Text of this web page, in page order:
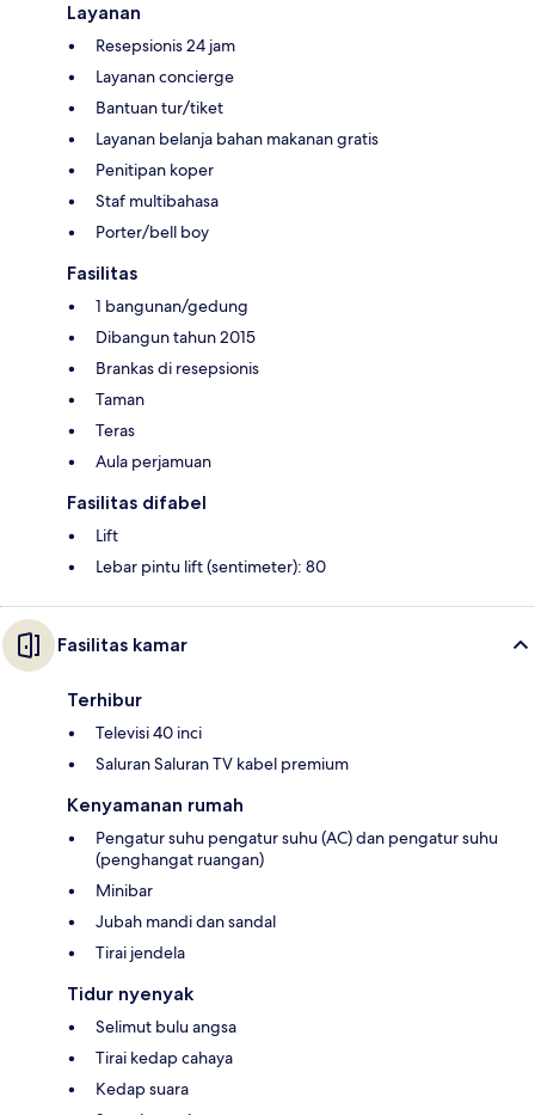
Layanan
Resepsionis 24 jam
Layanan concierge
Bantuan tur/tiket
Layanan belanja bahan makanan gratis
Penitipan koper
Staf multibahasa
Porter/bell boy
Fasilitas
1 bangunan/gedung
Dibangun tahun 2015
Brankas di resepsionis
Taman
Teras
Aula perjamuan
Fasilitas difabel
Lift
Lebar pintu lift (sentimeter): 80
Fasilitas kamar
Terhibur
Televisi 40 inci
Saluran Saluran TV kabel premium
Kenyamanan rumah
Pengatur suhu pengatur suhu (AC) dan pengatur suhu
(penghangat ruangan)
Minibar
Jubah mandi dan sandal
Tirai jendela
Tidur nyenyak
Selimut bulu angsa
Tirai kedap cahaya
Kedap suara